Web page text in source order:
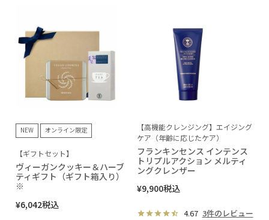
NEW オンライン限定
【ギフトセット】
ヴィーガンクッキー＆ハーブ
ティギフト（ギフト箱入り）
※
¥6,042税込
【高機能クレンジング】エイジング
ケア（年齢に応じたケア）
フランキンセンス インテンス
トリプルアクション メルティ
ングクレンザー
¥9,900税込
4.67 3件のレビュー